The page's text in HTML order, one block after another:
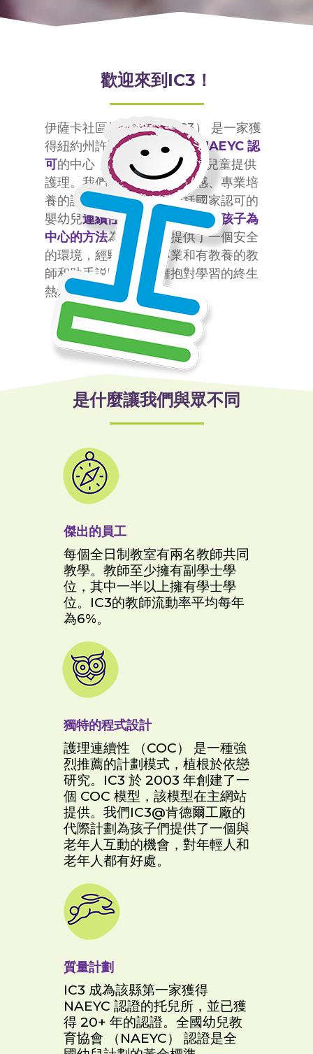
歡迎來到IC3！
伊薩卡社區托兒中心 （IC3） 是一家獲
得紐約州許可的非營利性和NAEYC 認
可的中心，為 8 周至 12 歲的兒童提供
護理。我們提供以兒童為靈感、專業培
養的護理和教育機會，包括國家認可的
嬰幼兒連續性護理 計劃。我們 以孩子為
中心的方法為實踐學習提供了一個安全
的環境，經驗豐富、專業和有教養的教
師和助手説明孩子們擁抱對學習的終生
熱愛。
是什麼讓我們與眾不同
傑出的員工
每個全日制教室有兩名教師共同
教學。教師至少擁有副學士學
位，其中一半以上擁有學士學
位。IC3的教師流動率平均每年
為6%。
獨特的程式設計
護理連續性 （COC） 是一種強
烈推薦的計劃模式，植根於依戀
研究。IC3 於 2003 年創建了一
個 COC 模型，該模型在主網站
提供。我們IC3@肯德爾工廠的
代際計劃為孩子們提供了一個與
老年人互動的機會，對年輕人和
老年人都有好處。
質量計劃
IC3 成為該縣第一家獲得
NAEYC 認證的托兒所，並已獲
得 20+ 年的認證。全國幼兒教
育協會 （NAEYC） 認證是全